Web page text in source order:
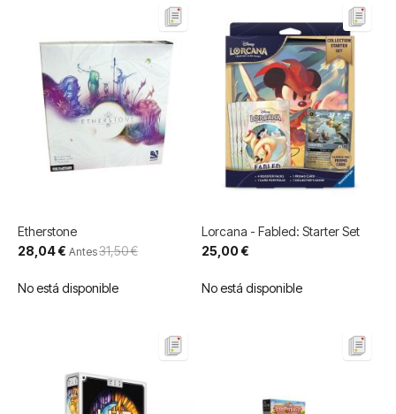
Etherstone
Precio
especial
28,04 € Antes31,50 €
No está disponible
Lorcana - Fabled: Starter Set
25,00 €
No está disponible